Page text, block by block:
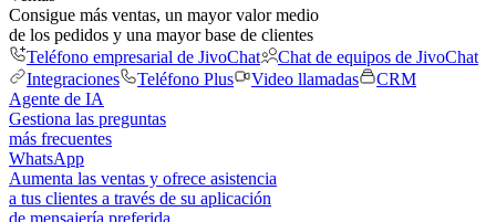
Consigue más ventas, un mayor valor medio
de los pedidos y una mayor base de clientes
Teléfono empresarial de JivoChat
Chat de equipos de JivoChat
Integraciones
Teléfono Plus Video llamadas
CRM
Agente de IA
Gestiona las preguntas
más frecuentes
WhatsApp
Aumenta las ventas y ofrece asistencia
a tus clientes a través de su aplicación
de mensajería preferida